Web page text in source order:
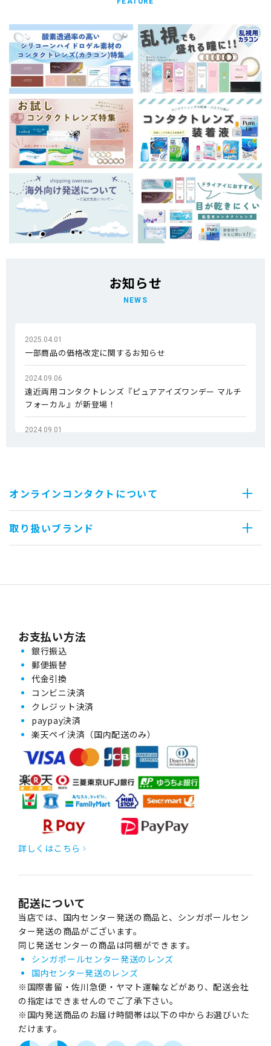
お知らせ
NEWS
2025.04.01
一部商品の価格改定に関するお知らせ
2024.09.06
遠近両用コンタクトレンズ『ピュアアイズワンデー マルチ
フォーカル』が新登場！
2024.09.01
オンラインコンタクトがリニューアルOPENしました！
オンラインコンタクトについて
取り扱いブランド
お支払い方法
銀行振込
郵便振替
代金引換
コンビニ決済
クレジット決済
paypay決済
楽天ペイ決済（国内配送のみ）
詳しくはこちら
配送について
当店では、国内センター発送の商品と、シンガポールセン
ター発送の商品がございます。
同じ発送センターの商品は同梱ができます。
シンガポールセンター発送のレンズ
国内センター発送のレンズ
※国際書留・佐川急便・ヤマト運輸などがあり、配送会社
の指定はできませんのでご了承下さい。
※国内発送商品のお届け時間帯は以下の中からお選びいた
だけます。